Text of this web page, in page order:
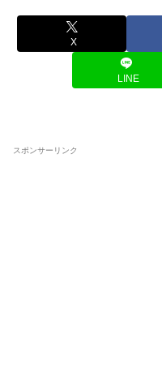
X
LINE
スポンサーリンク